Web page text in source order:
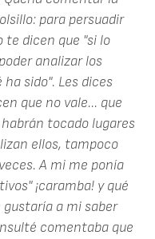
para persuadir
te dicen que "si lo
analizar los
sido". Les dices
que no vale... que
tocado lugares
ellos, tampoco
A mi me ponía
¡caramba! y qué
gustaría a mi saber
comentaba que